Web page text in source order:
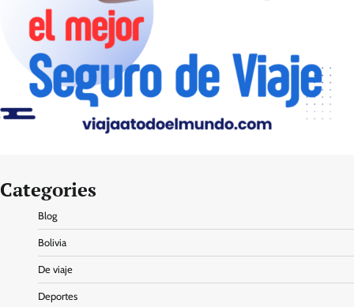
Categories
Blog
Bolivia
De viaje
Deportes